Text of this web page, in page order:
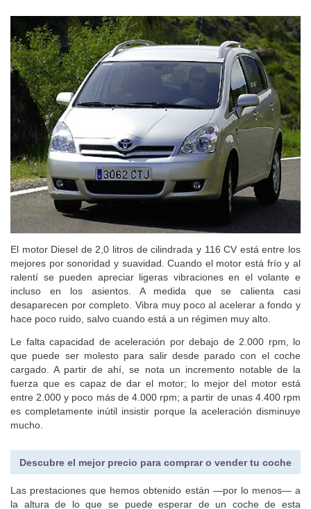
El motor Diesel de 2,0 litros de cilindrada y 116 CV está entre los
mejores por sonoridad y suavidad. Cuando el motor está frío y al
ralentí se pueden apreciar ligeras vibraciones en el volante e
incluso en los asientos. A medida que se calienta casi
desaparecen por completo. Vibra muy poco al acelerar a fondo y
Le falta capacidad de aceleración por debajo de 2.000 rpm, lo
que puede ser molesto para salir desde parado con el coche
cargado. A partir de ahí, se nota un incremento notable de la
fuerza que es capaz de dar el motor; lo mejor del motor está
entre 2.000 y poco más de 4.000 rpm; a partir de unas 4.400 rpm
es completamente inútil insistir porque la aceleración disminuye
Descubre el mejor precio para comprar o vender tu coche
Las prestaciones que hemos obtenido están —por lo menos— a